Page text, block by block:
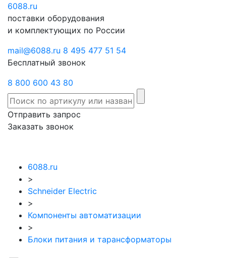
6088.ru
поставки оборудования
и комплектующих по России
mail@6088.ru 8 495 477 51 54
Бесплатный звонок
8 800 600 43 80
Отправить запрос
Заказать звонок
6088.ru
>
Schneider Electric
>
Компоненты автоматизации
>
Блоки питания и тарансформаторы
Отправить
запрос
звонок